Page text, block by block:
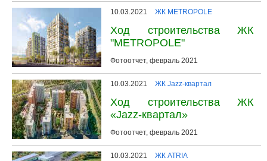
10.03.2021 ЖК METROPOLE
Ход строительства ЖК
"METROPOLE"
Фотоотчет, февраль 2021
10.03.2021 ЖК Jazz-квартал
Ход строительства ЖК
«Jazz-квартал»
Фотоотчет, февраль 2021
10.03.2021 ЖК ATRIA